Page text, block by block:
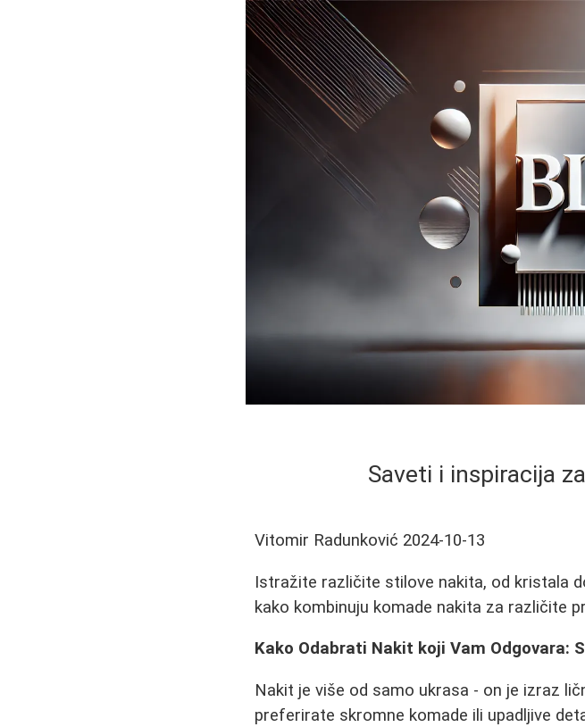
Saveti i inspiracija
Vitomir Radunković 2024-10-13
Istražite različite stilove nakita, od kristala
kako kombinuju komade nakita za različite
Kako Odabrati Nakit koji Vam Odgovara:
Nakit je više od samo ukrasa - on je izraz
preferirate skromne komade ili upadljive